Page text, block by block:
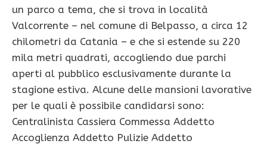
un parco a tema, che si trova in località
Valcorrente – nel comune di Belpasso, a circa 12
chilometri da Catania – e che si estende su 220
mila metri quadrati, accogliendo due parchi
aperti al pubblico esclusivamente durante la
stagione estiva. Alcune delle mansioni lavorative
per le quali è possibile candidarsi sono:
Centralinista Cassiera Commessa Addetto
Accoglienza Addetto Pulizie Addetto